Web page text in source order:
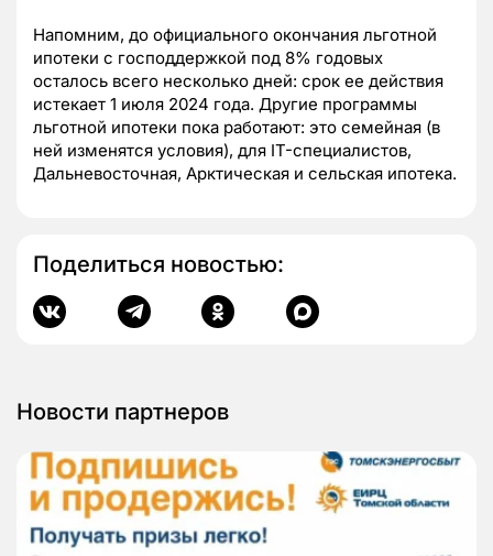
Напомним, до официального окончания льготной
ипотеки с господдержкой под 8% годовых
осталось всего несколько дней: срок ее действия
истекает 1 июля 2024 года. Другие программы
льготной ипотеки пока работают: это семейная (в
ней изменятся условия), для IT-специалистов,
Дальневосточная, Арктическая и сельская ипотека.
Поделиться новостью:
Новости партнеров